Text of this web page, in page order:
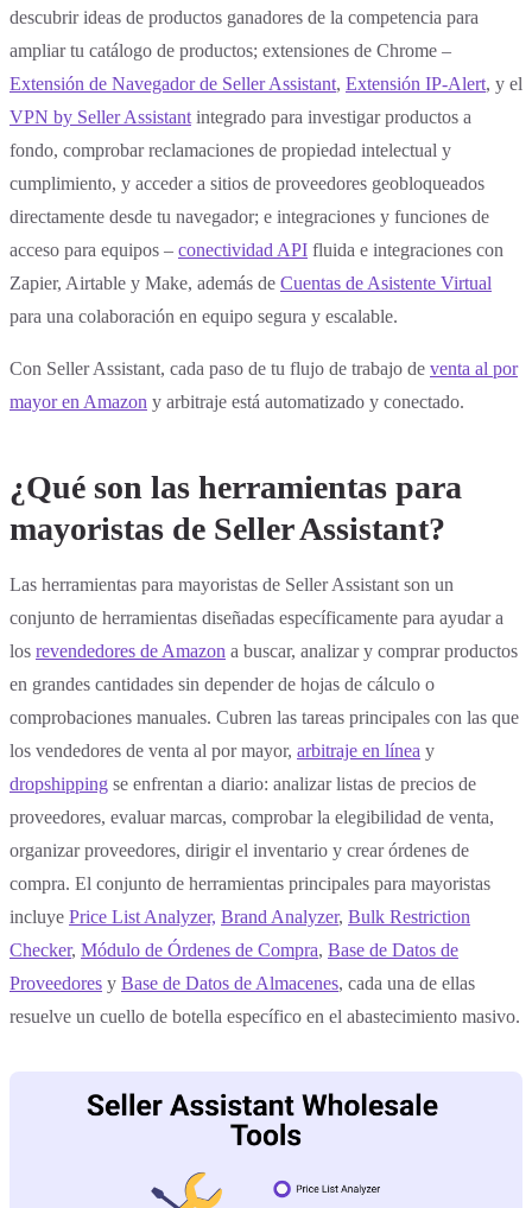
descubrir ideas de productos ganadores de la competencia para
ampliar tu catálogo de productos; extensiones de Chrome –
Extensión de Navegador de Seller Assistant, Extensión IP-Alert, y el
VPN by Seller Assistant integrado para investigar productos a
fondo, comprobar reclamaciones de propiedad intelectual y
cumplimiento, y acceder a sitios de proveedores geobloqueados
directamente desde tu navegador; e integraciones y funciones de
acceso para equipos – conectividad API fluida e integraciones con
Zapier, Airtable y Make, además de Cuentas de Asistente Virtual
para una colaboración en equipo segura y escalable.
Con Seller Assistant, cada paso de tu flujo de trabajo de venta al por
mayor en Amazon y arbitraje está automatizado y conectado.
¿Qué son las herramientas para
mayoristas de Seller Assistant?
Las herramientas para mayoristas de Seller Assistant son un
conjunto de herramientas diseñadas específicamente para ayudar a
los revendedores de Amazon a buscar, analizar y comprar productos
en grandes cantidades sin depender de hojas de cálculo o
comprobaciones manuales. Cubren las tareas principales con las que
los vendedores de venta al por mayor, arbitraje en línea y
dropshipping se enfrentan a diario: analizar listas de precios de
proveedores, evaluar marcas, comprobar la elegibilidad de venta,
organizar proveedores, dirigir el inventario y crear órdenes de
compra. El conjunto de herramientas principales para mayoristas
incluye Price List Analyzer, Brand Analyzer, Bulk Restriction
Checker, Módulo de Órdenes de Compra, Base de Datos de
Proveedores y Base de Datos de Almacenes, cada una de ellas
resuelve un cuello de botella específico en el abastecimiento masivo.